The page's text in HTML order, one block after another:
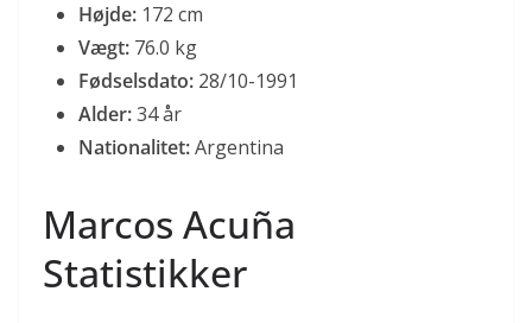
Højde: 172 cm
Vægt: 76.0 kg
Fødselsdato: 28/10-1991
Alder:34 år
Nationalitet:Argentina
Marcos Acuña
Statistikker